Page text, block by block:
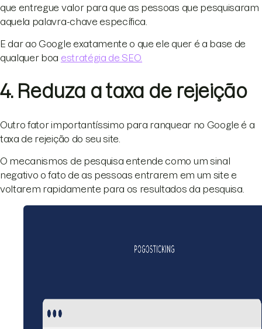
que entregue valor para que as pessoas que pesquisaram
aquela palavra-chave específica.
E dar ao Google exatamente o que ele quer é a base de
qualquer boa estratégia de SEO.
4. Reduza a taxa de rejeição
Outro fator importantíssimo para ranquear no Google é a
taxa de rejeição do seu site.
O mecanismos de pesquisa entende como um sinal
negativo o fato de as pessoas entrarem em um site e
voltarem rapidamente para os resultados da pesquisa.